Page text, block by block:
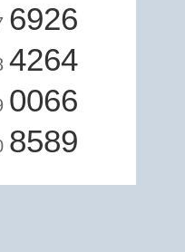
6926
4264
0066
8589